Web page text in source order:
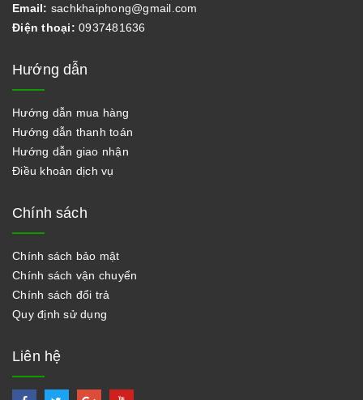
Email: sachkhaiphong@gmail.com
Điện thoại: 0937481636
Hướng dẫn
Hướng dẫn mua hàng
Hướng dẫn thanh toán
Hướng dẫn giao nhận
Điều khoản dịch vụ
Chính sách
Chính sách bảo mật
Chính sách vận chuyển
Chính sách đổi trả
Quy định sử dụng
Liên hệ